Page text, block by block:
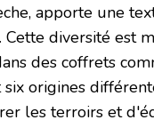
apporte une
Cette diversité est
des coffrets
six origines
les terroirs et